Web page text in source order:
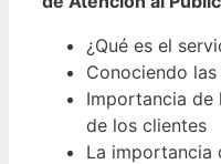
¿Qué es el
Conociendo
Importancia de
de los clientes
La importancia